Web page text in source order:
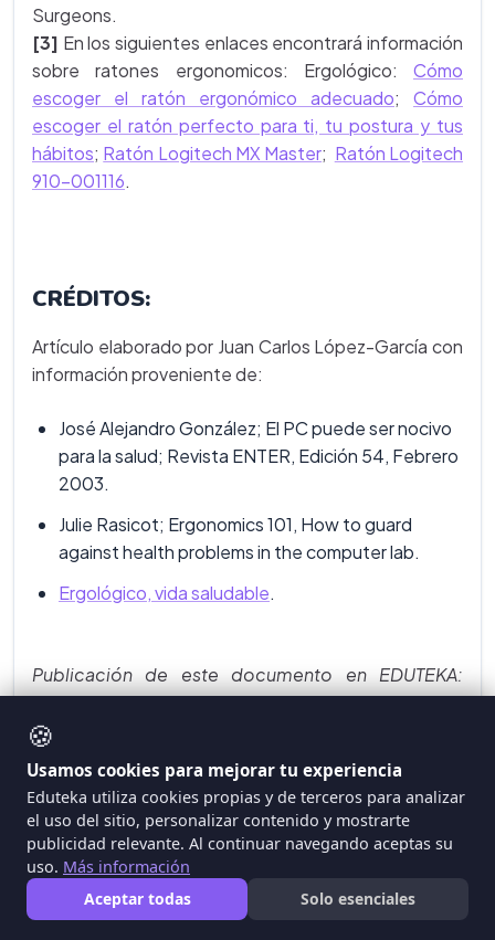
Surgeons.
[3] En los siguientes enlaces encontrará información
sobre ratones ergonomicos: Ergológico: Cómo
escoger el ratón ergonómico adecuado; Cómo
escoger el ratón perfecto para ti, tu postura y tus
hábitos; Ratón Logitech MX Master; Ratón Logitech
910-001116.
CRÉDITOS:
Artículo elaborado por Juan Carlos López-García con
información proveniente de:
José Alejandro González; El PC puede ser nocivo
para la salud; Revista ENTER, Edición 54, Febrero
2003.
Julie Rasicot; Ergonomics 101, How to guard
against health problems in the computer lab.
Ergológico, vida saludable.
Publicación de este documento en EDUTEKA:
Mayo 24 de 2003.
Última modificación de este documento: Marzo 12
Artículos Relacionados con "Principios
🍪
Usamos cookies para mejorar tu experiencia
Eduteka utiliza cookies propias y de terceros para analizar
el uso del sitio, personalizar contenido y mostrarte
publicidad relevante. Al continuar navegando aceptas su
uso. Más información
Aceptar todas
Solo esenciales